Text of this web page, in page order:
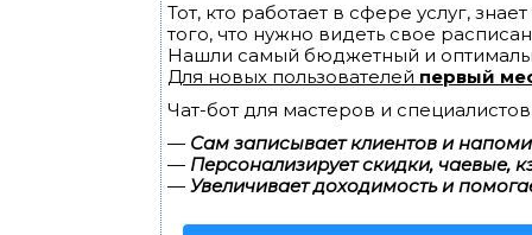
Тот, кто работает в сфере услуг,
того, что нужно видеть свое
Нашли самый бюджетный и
Для новых пользователей первый
Чат-бот для мастеров и
— Сам записывает клиентов и
— Персонализирует скидки, чаевые,
— Увеличивает доходимость и